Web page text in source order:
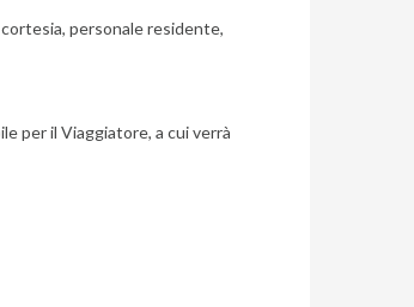
personale residente,
per il Viaggiatore, a cui verrà